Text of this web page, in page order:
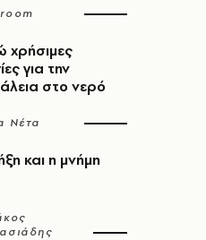
χρήσιμες
για την
στο νερό
Νέτα
και η μνήμη